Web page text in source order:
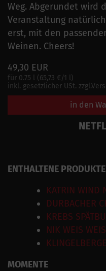
Weg. Abgerundet wird
Veranstaltung natürlich
erst, mit den
Weinen. Cheers!
49,30 EUR
für 0.75 l (65,73 €/1 l)
inkl. gesetzlicher USt.
in den
ENTHALTENE PRODUKTE
KATRIN WIND
DURBACHER
KREBS
NIK WEIS
MOMENTE